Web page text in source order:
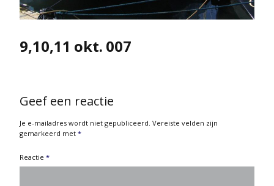
9,10,11 okt. 007
Geef een reactie
Je e-mailadres wordt niet gepubliceerd. Vereiste velden zijn
gemarkeerd met *
Reactie *